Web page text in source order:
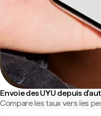
Envoie des UYU depuis
Compare les taux vers les